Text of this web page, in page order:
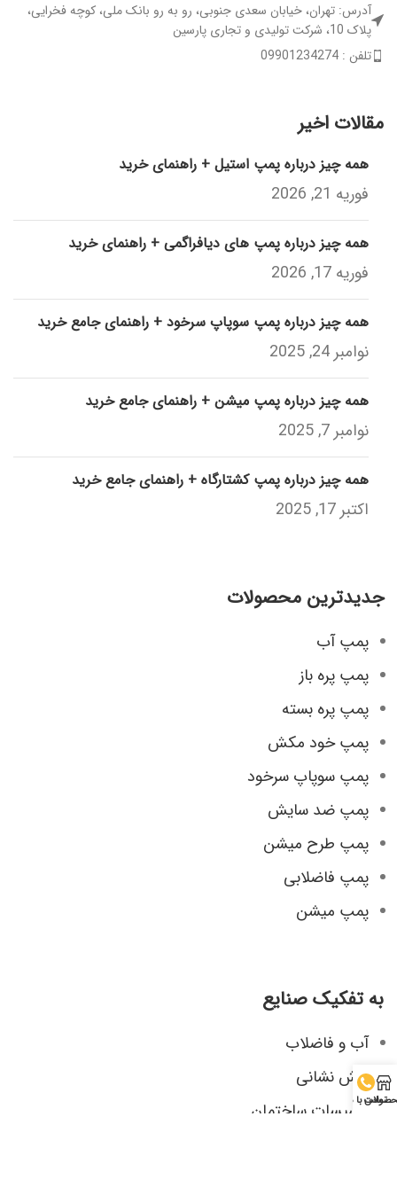
آدرس: تهران، خیابان سعدی جنوبی، رو به رو بانک ملی، کوچه فخرایی،
پلاک 10، شرکت تولیدی و تجاری پارسین
تلفن : 09901234274
مقالات اخیر
همه چیز درباره پمپ استیل + راهنمای خرید
فوریه 21, 2026
همه چیز درباره پمپ های دیافراگمی + راهنمای خرید
فوریه 17, 2026
همه چیز درباره پمپ سوپاپ سرخود + راهنمای جامع خرید
نوامبر 24, 2025
همه چیز درباره پمپ میشن + راهنمای جامع خرید
نوامبر 7, 2025
همه چیز درباره پمپ کشتارگاه + راهنمای جامع خرید
اکتبر 17, 2025
جدیدترین محصولات
پمپ آب
پمپ پره باز
پمپ پره بسته
پمپ خود مکش
پمپ سوپاپ سرخود
پمپ ضد سایش
پمپ طرح میشن
پمپ فاضلابی
پمپ میشن
به تفکیک صنایع
آب و فاضلاب
آتش نشانی
تاسیسات ساختمانتماس با ما